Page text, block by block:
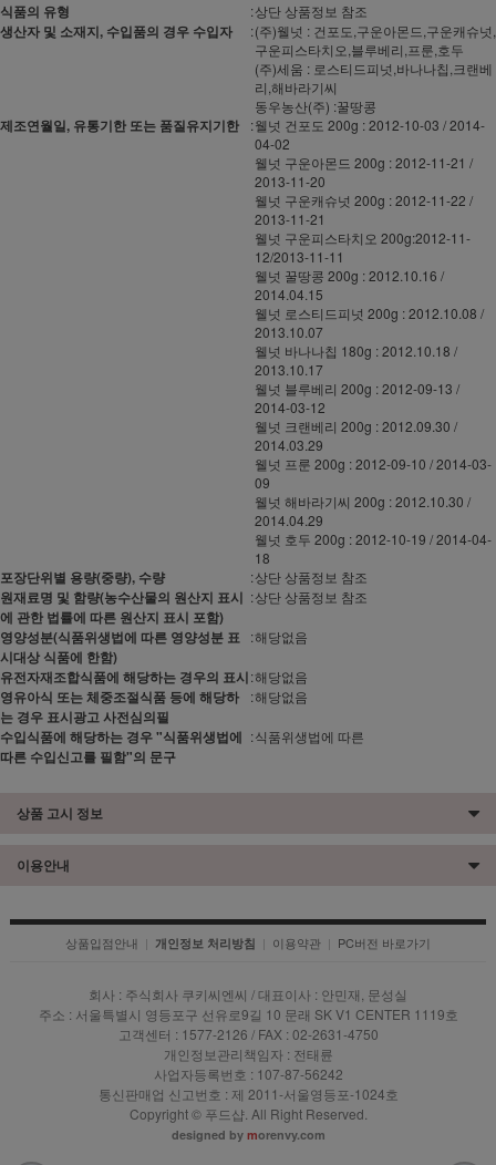
식품의 유형 :상단 상품정보 참조
생산자 및 소재지, 수입품의 경우 수입자 :(주)웰넛 : 건포도,구운아몬드,구운캐슈넛,
구운피스타치오,블루베리,프룬,호두
(주)세움 : 로스티드피넛,바나나칩,크랜베
리,해바라기씨
동우농산(주) :꿀땅콩
제조연월일, 유통기한 또는 품질유지기한 :웰넛 건포도 200g : 2012-10-03 / 2014-
04-02
웰넛 구운아몬드 200g : 2012-11-21 /
2013-11-20
웰넛 구운캐슈넛 200g : 2012-11-22 /
2013-11-21
웰넛 구운피스타치오 200g:2012-11-
12/2013-11-11
웰넛 꿀땅콩 200g : 2012.10.16 /
2014.04.15
웰넛 로스티드피넛 200g : 2012.10.08 /
2013.10.07
웰넛 바나나칩 180g : 2012.10.18 /
2013.10.17
웰넛 블루베리 200g : 2012-09-13 /
2014-03-12
웰넛 크랜베리 200g : 2012.09.30 /
2014.03.29
웰넛 프룬 200g : 2012-09-10 / 2014-03-
09
웰넛 해바라기씨 200g : 2012.10.30 /
2014.04.29
웰넛 호두 200g : 2012-10-19 / 2014-04-
18
포장단위별 용량(중량), 수량 :상단 상품정보 참조
원재료명 및 함량(농수산물의 원산지 표시
에 관한 법률에 따른 원산지 표시 포함)
:상단 상품정보 참조
영양성분(식품위생법에 따른 영양성분 표
시대상 식품에 한함)
:해당없음
유전자재조합식품에 해당하는 경우의 표시:해당없음
영유아식 또는 체중조절식품 등에 해당하
는 경우 표시광고 사전심의필
:해당없음
수입식품에 해당하는 경우 "식품위생법에
따른 수입신고를 필함"의 문구
:식품위생법에 따른
상품 고시 정보
이용안내
상품입점안내 | 개인정보 처리방침 | 이용약관 | PC버전 바로가기
회사 : 주식회사 쿠키씨엔씨 / 대표이사 : 안민재, 문성실
주소 : 서울특별시 영등포구 선유로9길 10 문래 SK V1 CENTER 1119호
고객센터 : 1577-2126 / FAX : 02-2631-4750
개인정보관리책임자 : 전태륜
사업자등록번호 : 107-87-56242
통신판매업 신고번호 : 제 2011-서울영등포-1024호
Copyright © 푸드샵. All Right Reserved.
designed by morenvy.com